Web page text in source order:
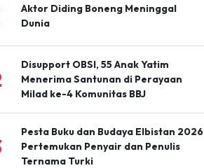
Aktor Diding Boneng Meninggal
Dunia
Disupport OBSI, 55 Anak Yatim
Menerima Santunan di Perayaan
Milad ke-4 Komunitas BBJ
Pesta Buku dan Budaya Elbistan 2026
Pertemukan Penyair dan Penulis
Ternama Turki